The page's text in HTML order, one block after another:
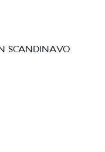
SCANDINAVO